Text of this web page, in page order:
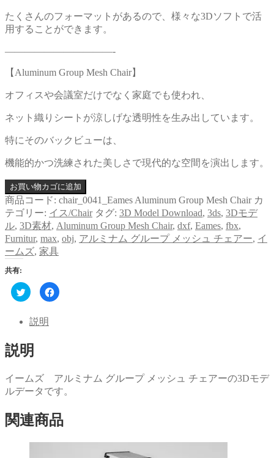
たくさんのフォーマットがあるので、様々な3Dソフトで活
用することができます。
———————————-
【Aluminum Group Mesh Chair】
オフィスや会議室だけでなく家庭でも使われ、
ネット織りシートが涼しげな透明性を生み出しています。
特にそのバックビューは、
機能的かつ洗練された美しさで現代的な空間を演出します。
お買い物カゴに追加
商品コード: chair_0041_Eames Aluminum Group Mesh Chair カ
テゴリー: イス/Chair タグ: 3D Model Download, 3ds, 3Dモデ
ル, 3D素材, Aluminum Group Mesh Chair, dxf, Eames, fbx,
Furnitur, max, obj, アルミナム グループ メッシュ チェアー, イ
ームズ, 家具
共有:
ク
リ
し
て
で
共
有
い
ウ
ィ
ウ
で
開
ま
Facebook
で
し
て
く
だ
い
(新
し
ウ
説明
説明
イームズ アルミナム グループ メッシュ チェアーの3Dモデ
ルデータです。
関連商品